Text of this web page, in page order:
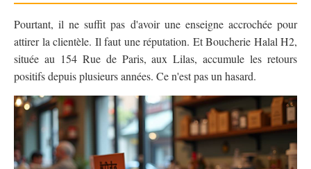
Pourtant, il ne suffit pas d'avoir une enseigne accrochée pour
attirer la clientèle. Il faut une réputation. Et Boucherie Halal H2,
située au 154 Rue de Paris, aux Lilas, accumule les retours
positifs depuis plusieurs années. Ce n'est pas un hasard.